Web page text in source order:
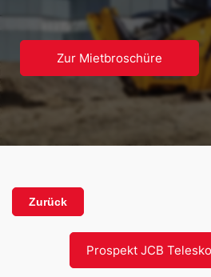
Zur Mietbroschüre
Zurück
Prospekt JCB